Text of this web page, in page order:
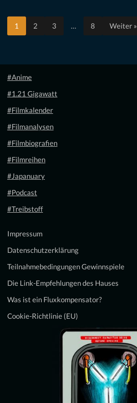
1 2 3 … 8 Weiter »
#Anime
#1.21 Gigawatt
#Filmkalender
#Filmanalysen
#Filmbiografien
#Filmreihen
#Japanuary
#Podcast
#Treibstoff
Impressum
Datenschutzerklärung
Teilnahmebedingungen Gewinnspiele
Die Link-Empfehlungen des Hauses
Was ist ein Fluxkompensator?
Cookie-Richtlinie (EU)